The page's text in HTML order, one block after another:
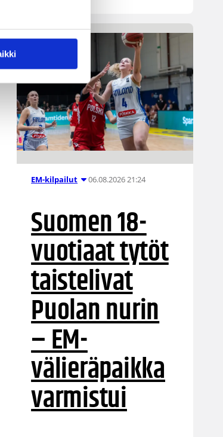
EM-kilpailut 06.08.2026 21:24
Suomen 18-
vuotiaat tytöt
taistelivat
Puolan nurin
– EM-
välieräpaikka
varmistui